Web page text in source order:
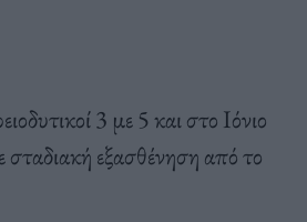
3 με 5 και στο Ιόνιο
εξασθένηση από το